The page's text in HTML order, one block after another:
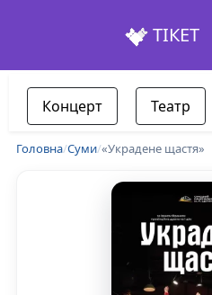
ТІКЕТ
Концерт Театр
Головна/Суми/«Украдене щастя»